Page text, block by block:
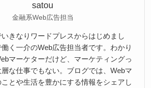
satou
金融系Web広告担当
きなりワードプレスからはじめまし
く一介のWeb広告担当者です。わかり
マーケターだけど、マーケティングっ
な仕事でもない。ブログでは、Webマ
とや生活を豊かにする情報をシェアし